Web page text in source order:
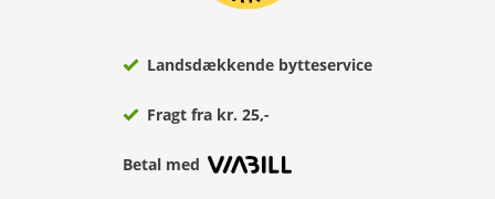
Landsdækkende bytteservice
Fragt fra kr. 25,-
Betal med